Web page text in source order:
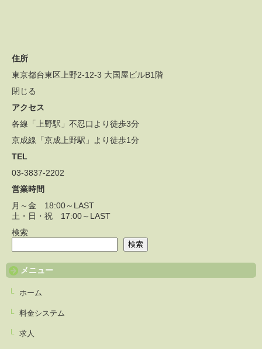
住所
東京都台東区上野2-12-3 大国屋ビルB1階
閉じる
アクセス
各線「上野駅」不忍口より徒歩3分
京成線「京成上野駅」より徒歩1分
TEL
03-3837-2202
営業時間
月～金 18:00～LAST
土・日・祝 17:00～LAST
検索
検索
メニュー
ホーム
料金システム
求人